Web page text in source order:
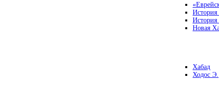
Новая
Хабад
Ходос Э.